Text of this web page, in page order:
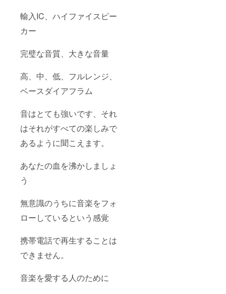
輸入IC、ハイファイスピー
カー
完璧な音質、大きな音量
高、中、低、フルレンジ、
ベースダイアフラム
音はとても強いです、それ
はそれがすべての楽しみで
あるように聞こえます。
あなたの血を沸かしましょ
う
無意識のうちに音楽をフォ
ローしているという感覚
携帯電話で再生することは
できません。
音楽を愛する人のために